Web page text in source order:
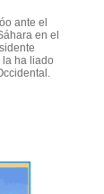
ante el
en el
la ha liado